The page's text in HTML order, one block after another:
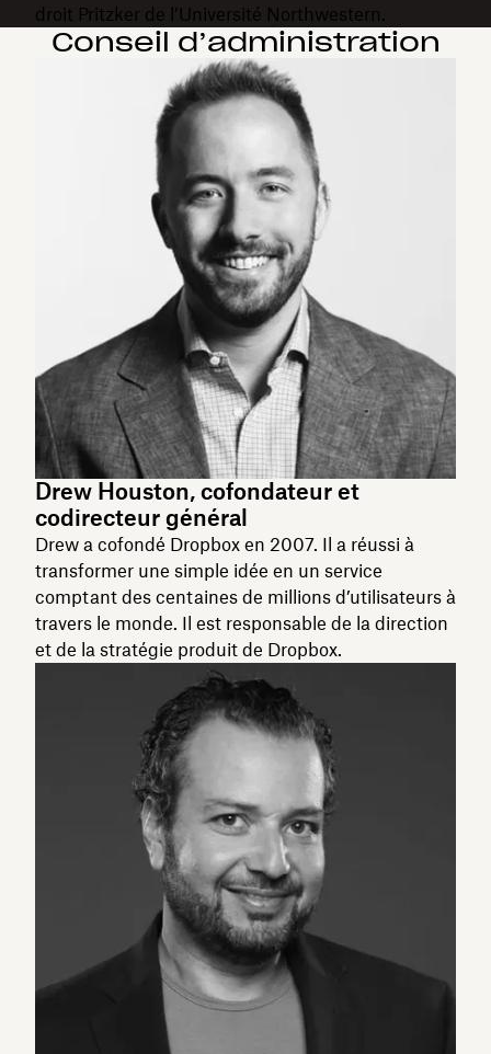
droit Pritzker de l’Université Northwestern.
Conseil d’administration
Drew Houston, cofondateur et
codirecteur général
Drew a cofondé Dropbox en 2007. Il a réussi à
transformer une simple idée en un service
comptant des centaines de millions d’utilisateurs à
travers le monde. Il est responsable de la direction
et de la stratégie produit de Dropbox.